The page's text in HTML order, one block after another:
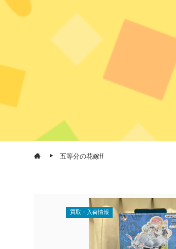
五等分の花嫁ff
買取・入荷情報